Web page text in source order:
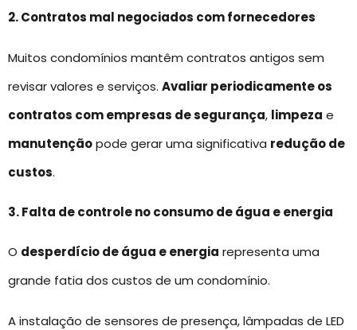
2. Contratos mal negociados com fornecedores
Muitos condomínios mantêm contratos antigos sem
revisar valores e serviços. Avaliar periodicamente os
contratos com empresas de segurança, limpeza e
manutençãopode gerar uma significativa redução de
custos.
3. Falta de controle no consumo de água e energia
O desperdício de água e energia representa uma
grande fatia dos custos de um condomínio.
A instalação de sensores de presença, lâmpadas de LED